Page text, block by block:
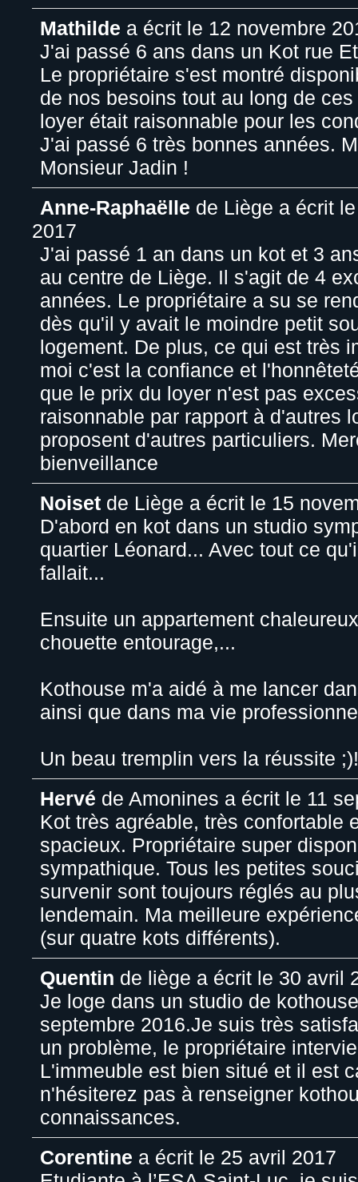
Mathilde a écrit le 12 novembre
J'ai passé 6 ans dans un Kot rue
Le propriétaire s'est montré
de nos besoins tout au long de
loyer était raisonnable pour les
J'ai passé 6 très bonnes années.
Monsieur Jadin !
Anne-Raphaëlle de Liège a écrit le
2017
J'ai passé 1 an dans un kot et 3
au centre de Liège. Il s'agit de 4
années. Le propriétaire a su se
dès qu'il y avait le moindre petit
logement. De plus, ce qui est très
moi c'est la confiance et
que le prix du loyer n'est pas
raisonnable par rapport à d'autres
proposent d'autres particuliers.
bienveillance
Noiset de Liège a écrit le 15
D'abord en kot dans un studio
quartier Léonard... Avec tout ce
fallait...
Ensuite un appartement
chouette entourage,...
Kothouse m'a aidé à me lancer
ainsi que dans ma vie
Un beau tremplin vers la réussite ;)!
Hervé de Amonines a écrit le 11
Kot très agréable, très confortable
spacieux. Propriétaire super
sympathique. Tous les petites
survenir sont toujours réglés au
lendemain. Ma meilleure
(sur quatre kots différents).
Quentin de liège a écrit le 30 avril
Je loge dans un studio de
septembre 2016.Je suis très
un problème, le propriétaire
L'immeuble est bien situé et il est
n'hésiterez pas à renseigner
connaissances.
Corentine a écrit le 25 avril 2017